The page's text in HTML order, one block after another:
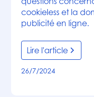
cookieless et la
publicité en ligne.
Lire l'article
26/7/2024